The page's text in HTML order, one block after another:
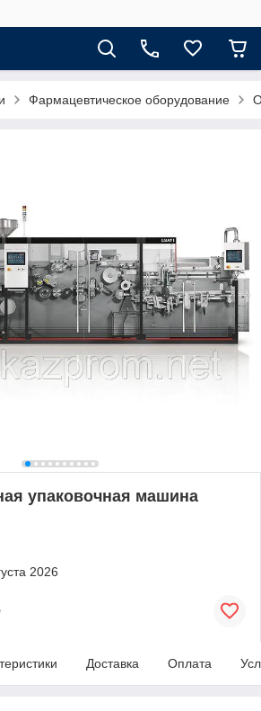
Фармацевтическое оборудование
упаковочная машина
2026
Доставка Оплата